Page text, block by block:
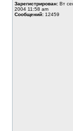
Зарегистрирован: Вт
2004 11:58 am
Сообщений: 12459